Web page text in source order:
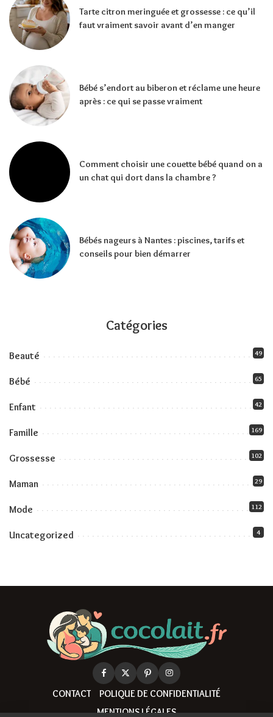
Tarte citron meringuée et grossesse : ce qu’il
faut vraiment savoir avant d’en manger
Bébé s’endort au biberon et réclame une heure
après : ce qui se passe vraiment
Comment choisir une couette bébé quand on a
un chat qui dort dans la chambre ?
Bébés nageurs à Nantes : piscines, tarifs et
conseils pour bien démarrer
Catégories
Beauté 49
Bébé 65
Enfant 42
Famille 169
Grossesse 102
Maman 29
Mode 112
Uncategorized 4
CONTACT
POLIQUE DE CONFIDENTIALITÉ
MENTIONS LÉGALES